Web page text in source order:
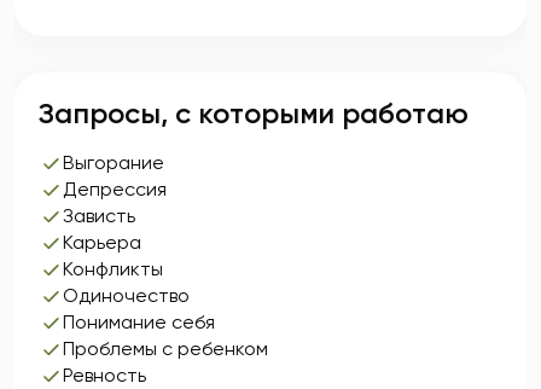
Запросы, с которыми работаю
Выгорание
Депрессия
Зависть
Карьера
Конфликты
Одиночество
Понимание себя
Проблемы с ребенком
Ревность